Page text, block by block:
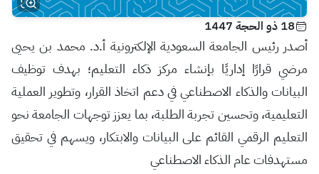
18 ذو الحجة 1447
أصدر رئيس الجامعة السعودية الإلكترونية أ.د. محمد بن يحيى
مرضي قرارًا إداريًا بإنشاء مركز ذكاء التعليم؛ بهدف توظيف
البيانات والذكاء الاصطناعي في دعم اتخاذ القرار، وتطوير العملية
التعليمية، وتحسين تجربة الطلبة، بما يعزز توجهات الجامعة نحو
التعليم الرقمي القائم على البيانات والابتكار، ويسهم في تحقيق
مستهدفات عام الذكاء الاصطناعي